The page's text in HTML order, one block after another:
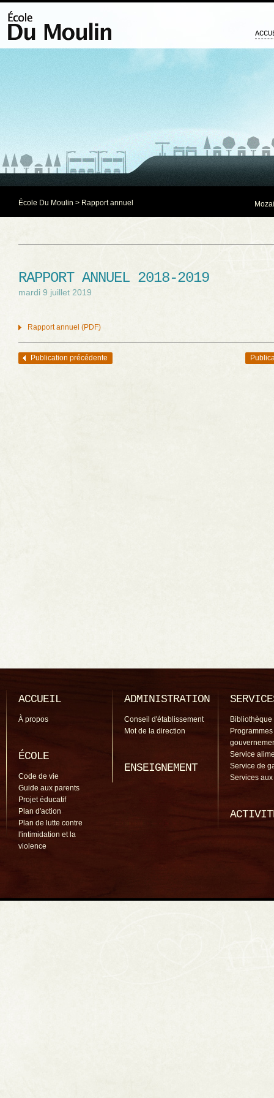
École Du Moulin > Rapport annuel
RAPPORT ANNUEL 2018-2019
mardi 9 juillet 2019
Rapport annuel (PDF)
Navigation des articles
Publication précédente
ACCUEIL
À propos
ÉCOLE
Code de vie
Guide aux parents
Projet éducatif
Plan d'action
Plan de lutte contre
l'intimidation et la
violence
ADMINISTRATION
Conseil d'établissement
Mot de la direction
ENSEIGNEMENT
Bibliothèque
Programmes
Service
Service de
Services